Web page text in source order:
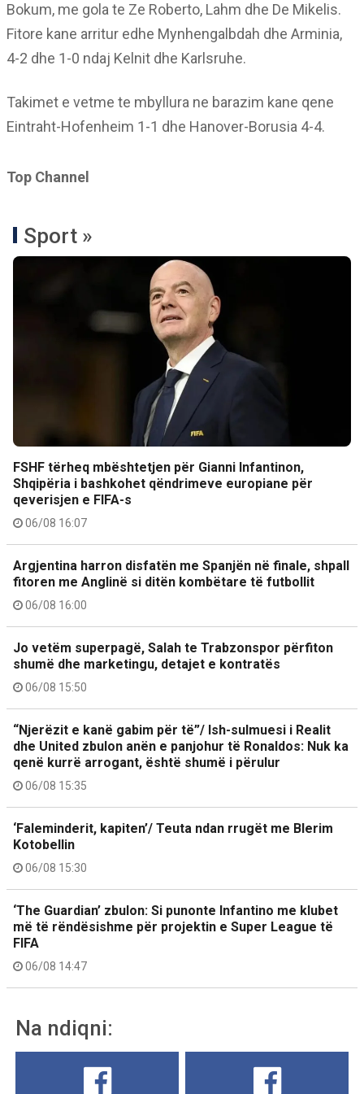
Bokum, me gola te Ze Roberto, Lahm dhe De Mikelis.
Fitore kane arritur edhe Mynhengalbdah dhe Arminia,
4-2 dhe 1-0 ndaj Kelnit dhe Karlsruhe.
Takimet e vetme te mbyllura ne barazim kane qene
Eintraht-Hofenheim 1-1 dhe Hanover-Borusia 4-4.
Top Channel
Sport »
FSHF tërheq mbështetjen për Gianni Infantinon,
Shqipëria i bashkohet qëndrimeve europiane për
qeverisjen e FIFA-s
06/08 16:07
Argjentina harron disfatën me Spanjën në finale, shpall
fitoren me Anglinë si ditën kombëtare të futbollit
06/08 16:00
Jo vetëm superpagë, Salah te Trabzonspor përfiton
shumë dhe marketingu, detajet e kontratës
06/08 15:50
“Njerëzit e kanë gabim për të”/ Ish-sulmuesi i Realit
dhe United zbulon anën e panjohur të Ronaldos: Nuk ka
qenë kurrë arrogant, është shumë i përulur
06/08 15:35
‘Faleminderit, kapiten’/ Teuta ndan rrugët me Blerim
Kotobellin
06/08 15:30
‘The Guardian’ zbulon: Si punonte Infantino me klubet
më të rëndësishme për projektin e Super League të
FIFA
06/08 14:47
Na ndiqni: